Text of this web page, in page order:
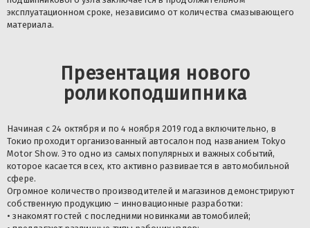
эксплуатационном сроке, независимо от количества смазывающего
материала.
Презентация нового
роликоподшипника
Начиная с 24 октября и по 4 ноября 2019 года включительно, в
Токио проходит организованный автосалон под названием Tokyo
Motor Show. Это одно из самых популярных и важных событий,
которое касается всех, кто активно развивается в автомобильной
сфере.
Огромное количество производителей и магазинов демонстрируют
собственную продукцию – инновационные разработки:
• знакомят гостей с последними новинками автомобилей;